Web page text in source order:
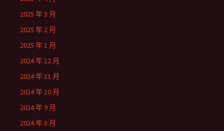
2025 年 3 月
2025 年 2 月
2025 年 1 月
2024 年 12 月
2024 年 11 月
2024 年 10 月
2024 年 9 月
2024 年 8 月